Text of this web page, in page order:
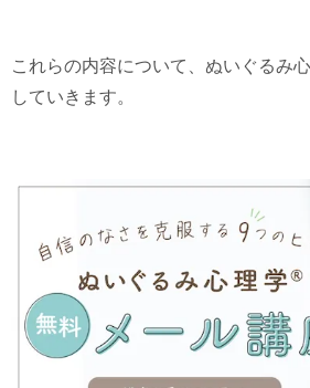
これらの内容について、ぬいぐるみ
していきます。